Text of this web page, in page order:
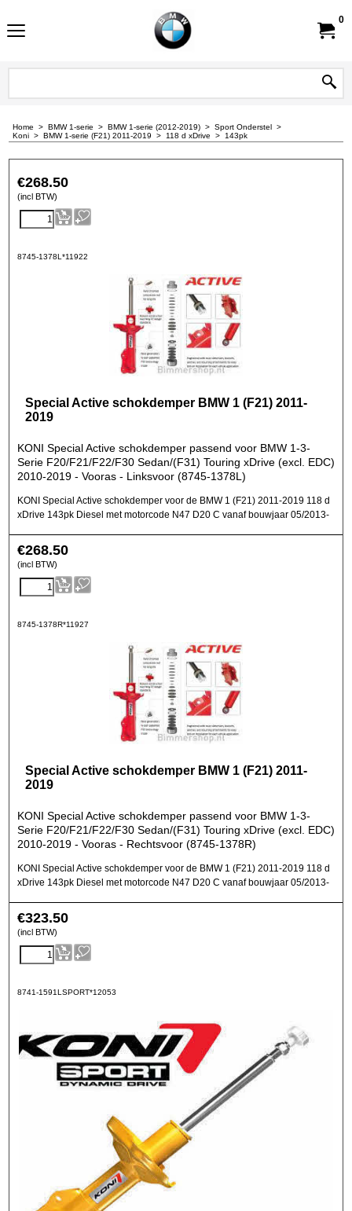
0
Home > BMW 1-serie > BMW 1-serie (2012-2019) > Sport Onderstel >
Koni > BMW 1-serie (F21) 2011-2019 > 118 d xDrive > 143pk
€268.50
(incl BTW)
8745-1378L*11922
Special Active schokdemper BMW 1 (F21) 2011-
2019
KONI Special Active schokdemper passend voor BMW 1-3-
Serie F20/F21/F22/F30 Sedan/(F31) Touring xDrive (excl. EDC)
2010-2019 - Vooras - Linksvoor (8745-1378L)
KONI Special Active schokdemper voor de BMW 1 (F21) 2011-2019 118 d
xDrive 143pk Diesel met motorcode N47 D20 C vanaf bouwjaar 05/2013-
€268.50
(incl BTW)
8745-1378R*11927
Special Active schokdemper BMW 1 (F21) 2011-
2019
KONI Special Active schokdemper passend voor BMW 1-3-
Serie F20/F21/F22/F30 Sedan/(F31) Touring xDrive (excl. EDC)
2010-2019 - Vooras - Rechtsvoor (8745-1378R)
KONI Special Active schokdemper voor de BMW 1 (F21) 2011-2019 118 d
xDrive 143pk Diesel met motorcode N47 D20 C vanaf bouwjaar 05/2013-
€323.50
(incl BTW)
8741-1591LSPORT*12053